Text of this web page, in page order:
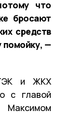
что
бросают
средств
помойку, —
ТЭК и ЖКХ
с главой